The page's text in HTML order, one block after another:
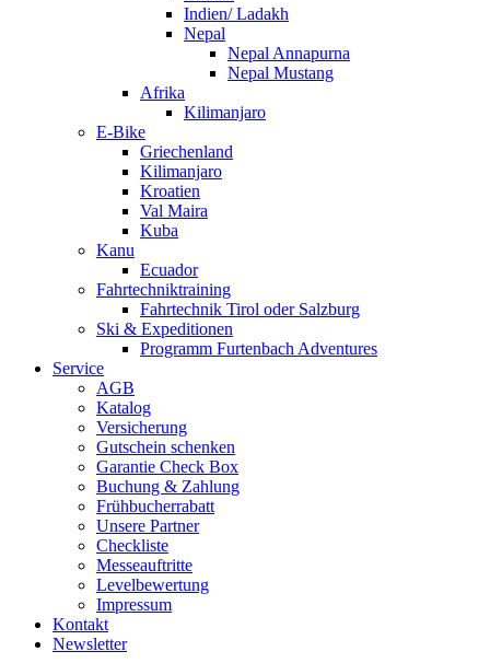
Indien/ Ladakh
Nepal
Nepal Annapurna
Nepal Mustang
Afrika
Kilimanjaro
E-Bike
Griechenland
Kilimanjaro
Kroatien
Val Maira
Kuba
Kanu
Ecuador
Fahrtechniktraining
Fahrtechnik Tirol oder Salzburg
Ski & Expeditionen
Programm Furtenbach Adventures
Service
AGB
Katalog
Versicherung
Gutschein schenken
Garantie Check Box
Buchung & Zahlung
Frühbucherrabatt
Unsere Partner
Checkliste
Messeauftritte
Levelbewertung
Impressum
Kontakt
Newsletter